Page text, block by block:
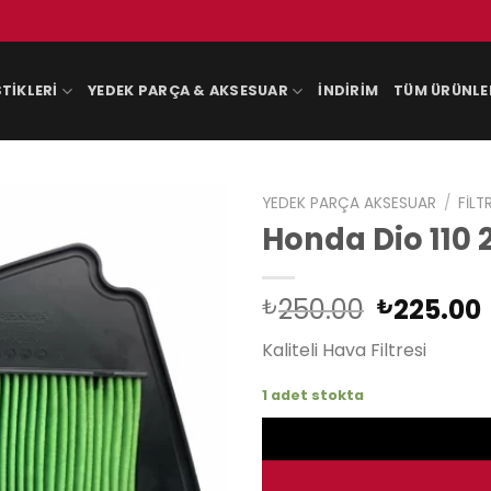
YEDEK PARÇA & AKSESUAR İNDIRIM TÜM
YEDEK PARÇA AKSESUAR /
Honda Dio
₺250.00 Orijinal
fiyat:
₺225.00
Kaliteli Hava Filtresi
1 adet stokta